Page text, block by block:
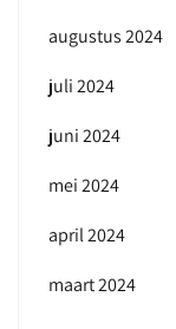
augustus 2024
juli 2024
juni 2024
mei 2024
april 2024
maart 2024